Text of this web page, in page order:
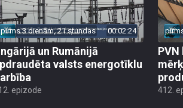
pirms 3 dienām, 21 stundas 00:02:24
un Rumānijā
valsts energotīklu
epizode 412.